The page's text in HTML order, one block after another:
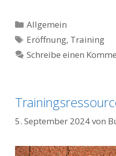
Kategorien
Allgemein
Schlagwörter
Eröffnung, Training
Schreibe einen
5. September 2024von